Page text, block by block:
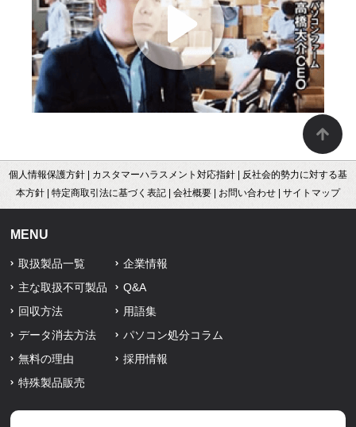
個人情報保護方針 カスタマーハラスメント対応指針
反社会的勢力に対する基
本方針
特定商取引法に基づく表記 会社概要 お問い合わせ サイトマップ
MENU
取扱製品一覧
主な取扱不可製品
回収方法
データ消去方法
無料の理由
特殊製品販売
企業情報
Q&A
用語集
パソコン処分コラム
採用情報